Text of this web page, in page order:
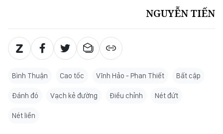
NGUYỄN TIẾN
Bình Thuận Cao tốc Vĩnh Hảo - Phan Thiết Bất cập
Đánh đó Vạch kẻ đường Điều chỉnh Nét đứt
Nét liền